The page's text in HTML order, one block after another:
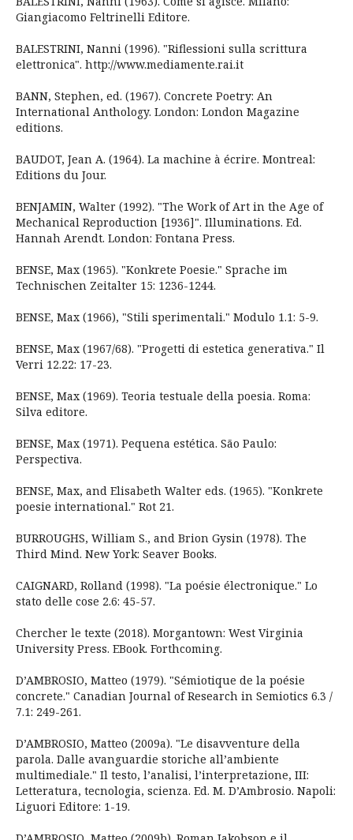
Giangiacomo Feltrinelli Editore.
BALESTRINI, Nanni (1996). "Riflessioni sulla scrittura
elettronica". http://www.mediamente.rai.it
BANN, Stephen, ed. (1967). Concrete Poetry: An
International Anthology. London: London Magazine
editions.
BAUDOT, Jean A. (1964). La machine à écrire. Montreal:
Editions du Jour.
BENJAMIN, Walter (1992). "The Work of Art in the Age of
Mechanical Reproduction [1936]". Illuminations. Ed.
Hannah Arendt. London: Fontana Press.
BENSE, Max (1965). "Konkrete Poesie." Sprache im
Technischen Zeitalter 15: 1236-1244.
BENSE, Max (1966), "Stili sperimentali." Modulo 1.1: 5-9.
BENSE, Max (1967/68). "Progetti di estetica generativa." Il
Verri 12.22: 17-23.
BENSE, Max (1969). Teoria testuale della poesia. Roma:
Silva editore.
BENSE, Max (1971). Pequena estética. São Paulo:
Perspectiva.
BENSE, Max, and Elisabeth Walter eds. (1965). "Konkrete
poesie international." Rot 21.
BURROUGHS, William S., and Brion Gysin (1978). The
Third Mind. New York: Seaver Books.
CAIGNARD, Rolland (1998). "La poésie électronique." Lo
stato delle cose 2.6: 45-57.
Chercher le texte (2018). Morgantown: West Virginia
University Press. EBook. Forthcoming.
D’AMBROSIO, Matteo (1979). "Sémiotique de la poésie
concrete." Canadian Journal of Research in Semiotics 6.3 /
7.1: 249-261.
D’AMBROSIO, Matteo (2009a). "Le disavventure della
parola. Dalle avanguardie storiche all’ambiente
multimediale." Il testo, l’analisi, l’interpretazione, III:
Letteratura, tecnologia, scienza. Ed. M. D’Ambrosio. Napoli:
Liguori Editore: 1-19.